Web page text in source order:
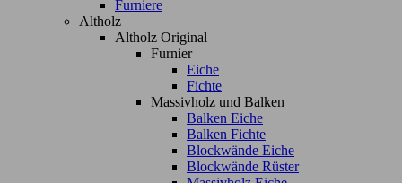
Furniere
Altholz
Altholz Original
Furnier
Eiche
Fichte
Massivholz und Balken
Balken Eiche
Balken Fichte
Blockwände Eiche
Blockwände Rüster